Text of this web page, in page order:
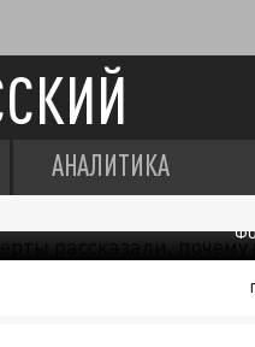
АНАЛИТИКА